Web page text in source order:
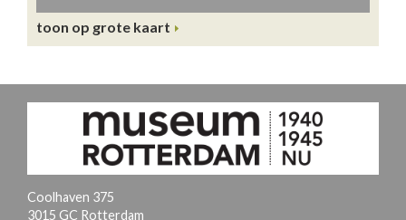
toon op grote kaart
Coolhaven 375
3015 GC Rotterdam